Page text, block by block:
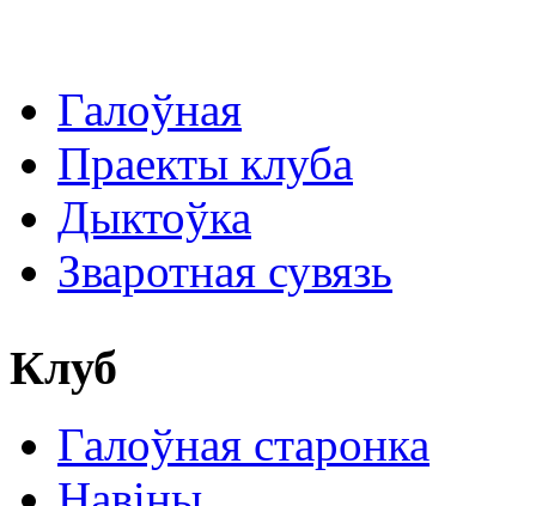
Галоўная
Праекты клуба
Дыктоўка
Зваротная сувязь
Клуб
Галоўная старонка